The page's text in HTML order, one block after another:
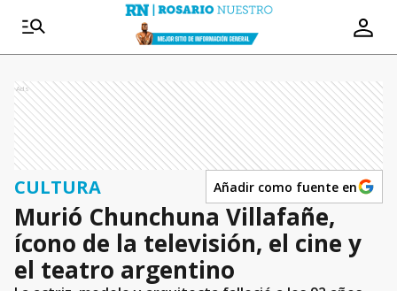
Ads
CULTURA Añadir como fuente en
Murió Chunchuna Villafañe,
ícono de la televisión, el cine y
el teatro argentino